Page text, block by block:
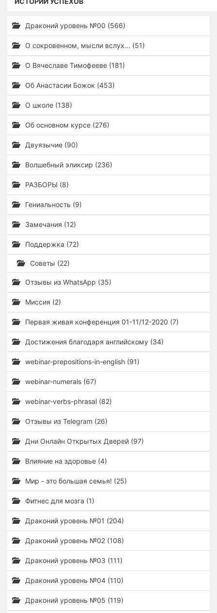
Драконий уровень №00 (566)
О сокровенном, мысли вслух... (51)
О Вячеславе Тимофееве (181)
Об Анастасии Божок (453)
О школе (138)
Об основном курсе (276)
Двуязычие (90)
Волшебный эликсир (236)
РАЗБОРЫ (8)
Гениальность (9)
Замечания (12)
Поддержка (72)
Советы (22)
Отзывы из WhatsApp (35)
Миссия (2)
Первая живая конференция 01-11/12-2020 (7)
Достижения благодаря английскому (34)
webinar-prepositions-in-english (91)
webinar-numerals (67)
webinar-verbs-phrasal (82)
Отзывы из Telegram (26)
Дни Онлайн Открытых Дверей (97)
Влияние на здоровье (4)
Мир - это большая семья! (25)
Фитнес для мозга (1)
Драконий уровень №01 (204)
Драконий уровень №02 (108)
Драконий уровень №03 (111)
Драконий уровень №04 (110)
Драконий уровень №05 (119)